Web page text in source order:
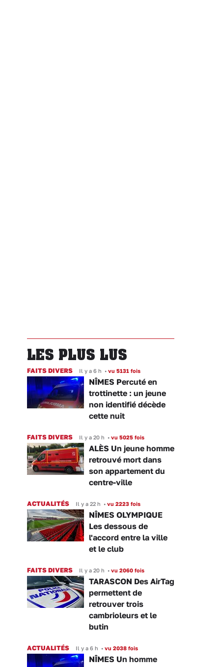
LES PLUS LUS
FAITS DIVERS Il y a 6 h • vu 5131 fois
NÎMES Percuté en
trottinette : un jeune
non identifié décède
cette nuit
FAITS DIVERS Il y a 20 h • vu 5025 fois
ALÈS Un jeune homme
retrouvé mort dans
son appartement du
centre-ville
ACTUALITÉS Il y a 22 h • vu 2223 fois
NÎMES OLYMPIQUE
Les dessous de
l'accord entre la ville
et le club
FAITS DIVERS Il y a 20 h • vu 2060 fois
TARASCON Des AirTag
permettent de
retrouver trois
cambrioleurs et le
butin
ACTUALITÉS Il y a 6 h • vu 2038 fois
NÎMES Un homme